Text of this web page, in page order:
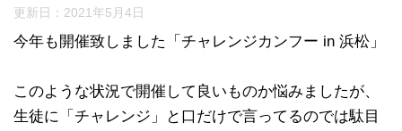
更新日： 2021年5月4日
今年も開催致しました「チャレンジカンフー in 浜松」
このような状況で開催して良いものか悩みましたが、
生徒に「チャレンジ」と口だけで言ってるのでは駄目